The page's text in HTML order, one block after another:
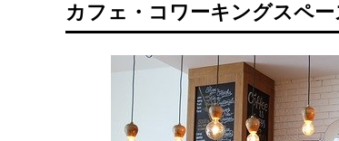
カフェ・コワーキングスペー